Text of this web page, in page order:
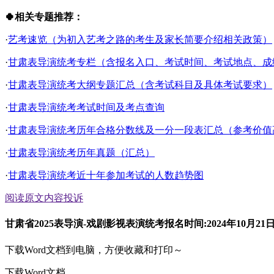
🍀相关专题推荐：
·艺考速览（为初入艺考之路的考生及家长简要介绍相关政策）
·甘肃表导演统考专栏（含报名入口、考试时间、考试地点、成
·甘肃表导演统考大纲专题汇总（含考试科目及具体考试要求）
·甘肃表导演统考考试时间及考点查询
·甘肃表导演统考历年合格分数线及一分一段表汇总（参考价值
·甘肃表导演统考历年真题（汇总）
·甘肃表导演统考近十年参加考试的人数趋势图
阅读原文内容投诉
甘肃省2025表导演-戏剧影视表演统考报名时间:2024年10月21
下载Word文档到电脑，方便收藏和打印～